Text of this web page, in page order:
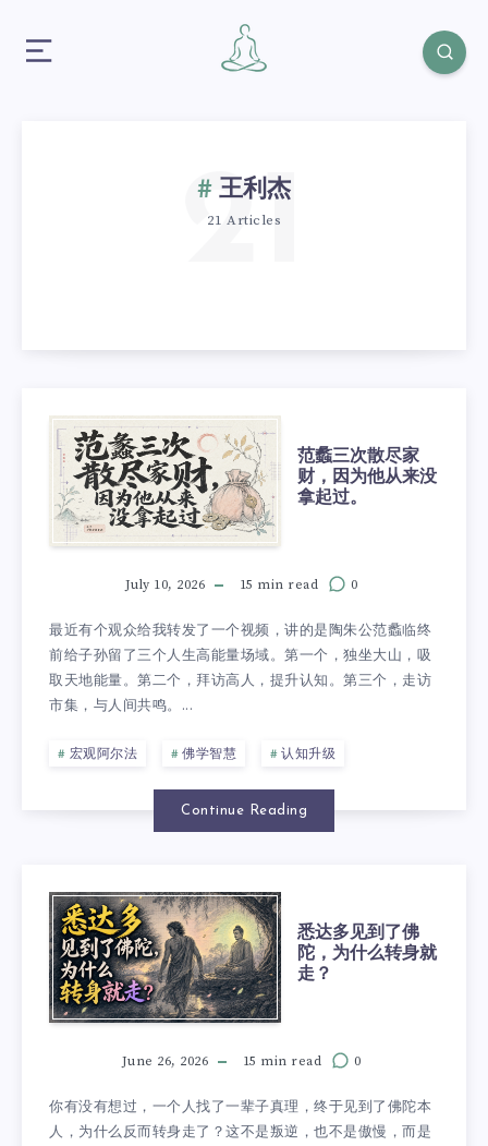
王利杰
21 Articles
21
范蠡三次散尽家
财，因为他从来没
拿起过。
July 10, 2026 15 min read 0
最近有个观众给我转发了一个视频，讲的是陶朱公范蠡临终
前给子孙留了三个人生高能量场域。第一个，独坐大山，吸
取天地能量。第二个，拜访高人，提升认知。第三个，走访
市集，与人间共鸣。...
宏观阿尔法 佛学智慧 认知升级
Continue Reading
悉达多见到了佛
陀，为什么转身就
走？
June 26, 2026 15 min read 0
你有没有想过，一个人找了一辈子真理，终于见到了佛陀本
人，为什么反而转身走了？这不是叛逆，也不是傲慢，而是